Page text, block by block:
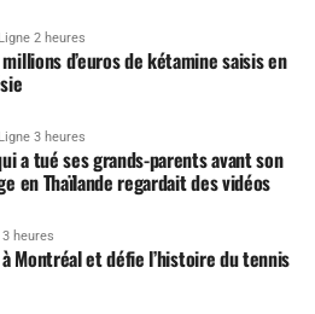
2 heures
d’euros de kétamine saisis en
3 heures
a tué ses grands-parents avant son
en Thaïlande regardait des vidéos
3 heures
Montréal et défie l’histoire du tennis